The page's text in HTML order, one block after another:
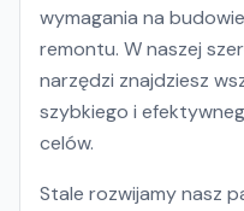
wymagania na
remontu. W naszej
narzędzi znajdziesz
szybkiego i
celów.
Stale rozwijamy nasz